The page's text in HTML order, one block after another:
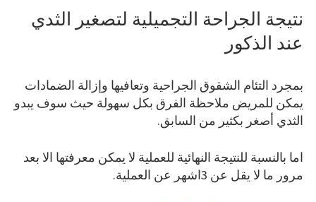
نتيجة الجراحة التجميلية لتصغير الثدي
عند الذكور
بمجرد التئام الشقوق الجراحية وتعافيها وإزالة الضمادات
يمكن للمريض ملاحظة الفرق بكل سهولة حيث سوف يبدو
الثدي أصغر بكثير من السابق.
اما بالنسبة للنتيجة النهائية للعملية لا يمكن معرفتها الا بعد
مرور ما لا يقل عن 3اشهر عن العملية.